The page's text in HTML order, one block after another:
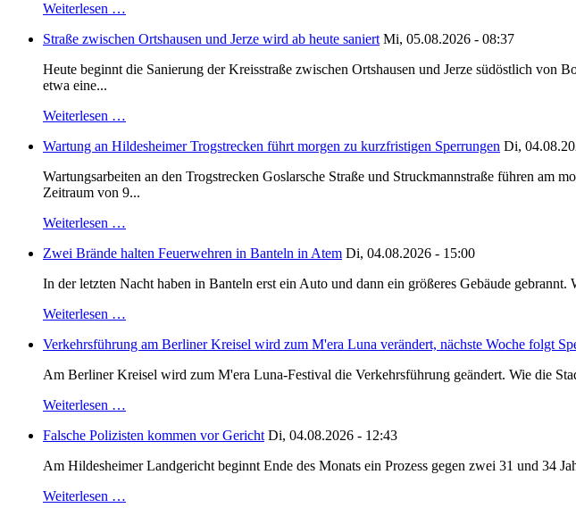
Weiterlesen …
Straße zwischen Ortshausen und Jerze wird ab heute saniert Mi, 05.08.2026 - 08:37
Heute beginnt die Sanierung der Kreisstraße zwischen Ortshausen und Jerze südöstlich von
etwa eine...
Weiterlesen …
Wartung an Hildesheimer Trogstrecken führt morgen zu kurzfristigen Sperrungen Di,
Wartungsarbeiten an den Trogstrecken Goslarsche Straße und Struckmannstraße führen
Zeitraum von 9...
Weiterlesen …
Zwei Brände halten Feuerwehren in Banteln in Atem Di, 04.08.2026 - 15:00
In der letzten Nacht haben in Banteln erst ein Auto und dann ein größeres Gebäude
Weiterlesen …
Verkehrsführung am Berliner Kreisel wird zum M'era Luna verändert, nächste Woche folgt
Am Berliner Kreisel wird zum M'era Luna-Festival die Verkehrsführung geändert. Wie die
Weiterlesen …
Falsche Polizisten kommen vor Gericht Di, 04.08.2026 - 12:43
Am Hildesheimer Landgericht beginnt Ende des Monats ein Prozess gegen zwei 31 und 34
Weiterlesen …